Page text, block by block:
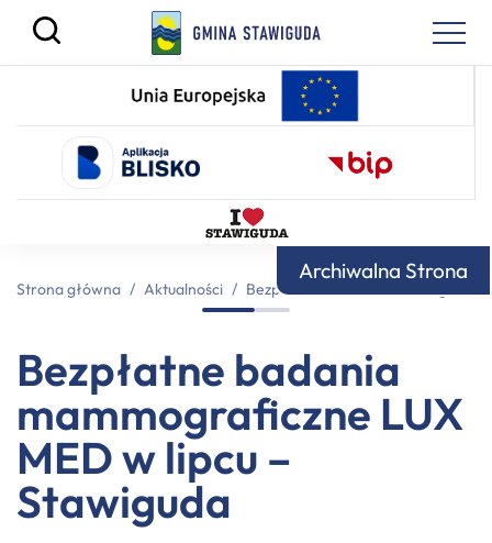
Archiwalna Strona
Strona główna / Aktualności / Bezpłatne badania
Bezpłatne badania
mammograficzne LUX
MED w lipcu –
Stawiguda